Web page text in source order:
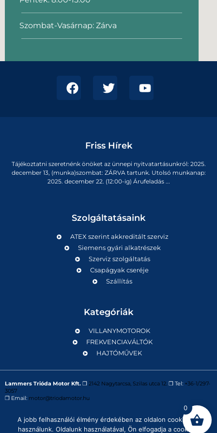
Szombat-Vasárnap: Zárva
Friss Hírek
Tájékoztatni szeretnénk önöket az ünnepi nyitvatartásunkról: 2025.
december 13, (munka)szombat: ZÁRVA tartunk. Utolsó munkanap:
2025. december 22. (12:00-ig) Árufeladás ...
Szolgáltatásaink
ATEX szerint akkreditált szerviz
Siemens gyári alkatrészek
Szerviz szolgáltatás
Csapágyak cseréje
Szállítás
Kategóriák
VILLANYMOTOROK
FREKVENCIAVÁLTÓK
HAJTÓMŰVEK
Lammers Trióda Motor Kft. ❒ 2142 Nagytarcsa, Szilas utca 12. ❒ Tel: +36-1/297-
3057
❒ Email: motor@triodamotor.hu
Powered byDigit-Now Kft.
0
A jobb felhasználói élmény érdekében az oldalon cookie-kat
használunk. Oldalunk használatával, Ön elfogadja a cookie-k